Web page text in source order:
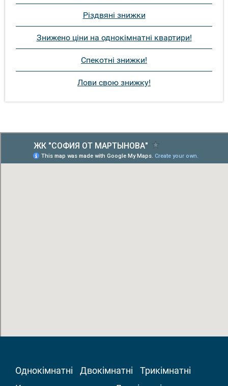
Різдвяні знижки
Знижено ціни на однокімнатні квартири!
Спекотні знижки!
Лови свою знижку!
Однокімнатні Двокімнатні
Трикімнатні